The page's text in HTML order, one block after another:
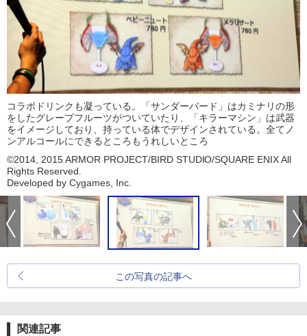
コラボドリンクも凝っている。「サンダーバード」はカミナリの形
をしたグレープフルーツがついていたり、「キラーマシン」は武器
をイメージしており、持っている体でデザインされている。全てノ
ンアルコールにできるところもうれしいところ
©2014, 2015 ARMOR PROJECT/BIRD STUDIO/SQUARE ENIX All
Rights Reserved.
Developed by Cygames, Inc.
この写真の記事へ
関連記事